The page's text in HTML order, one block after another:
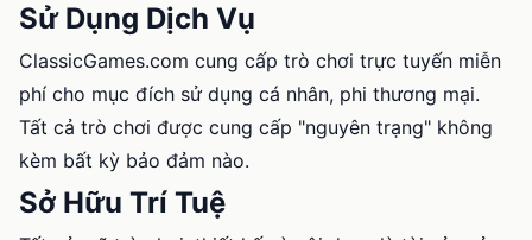
Sử Dụng Dịch Vụ
ClassicGames.com cung cấp trò chơi trực tuyến miễn
phí cho mục đích sử dụng cá nhân, phi thương mại.
Tất cả trò chơi được cung cấp "nguyên trạng" không
kèm bất kỳ bảo đảm nào.
Sở Hữu Trí Tuệ